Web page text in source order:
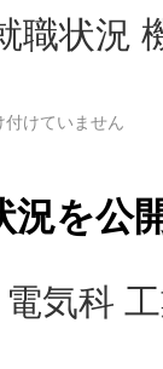
職状況
けていません
を公
気科